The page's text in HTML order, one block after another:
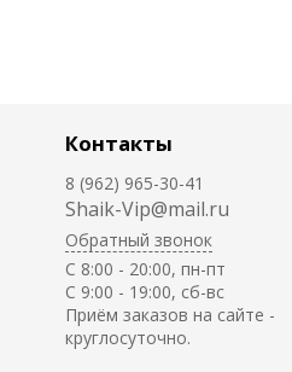
Контакты
8 (962) 965-30-41
Shaik-Vip@mail.ru
Обратный звонок
C 8:00 - 20:00, пн-пт
С 9:00 - 19:00, сб-вс
Приём заказов на сайте -
круглосуточно.